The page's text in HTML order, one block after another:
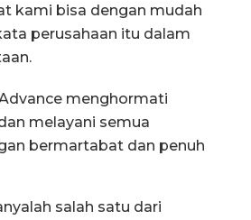
kami bisa dengan mudah
perusahaan itu dalam
menghormati
melayani semua
bermartabat dan penuh
salah satu dari